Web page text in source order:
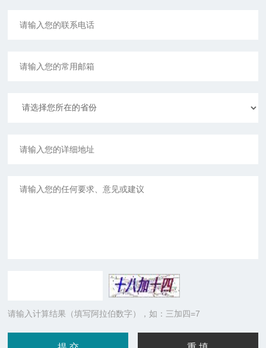
请输入计算结果（填写阿拉伯数字），如：三加四=7